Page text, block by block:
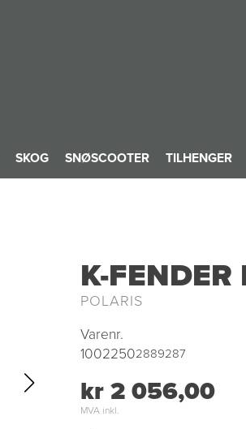
SKOG SNØSCOOTER TILHENGER
K-FENDER
POLARIS
Varenr.
10022502889287
kr 2 056,00
MVA inkl.